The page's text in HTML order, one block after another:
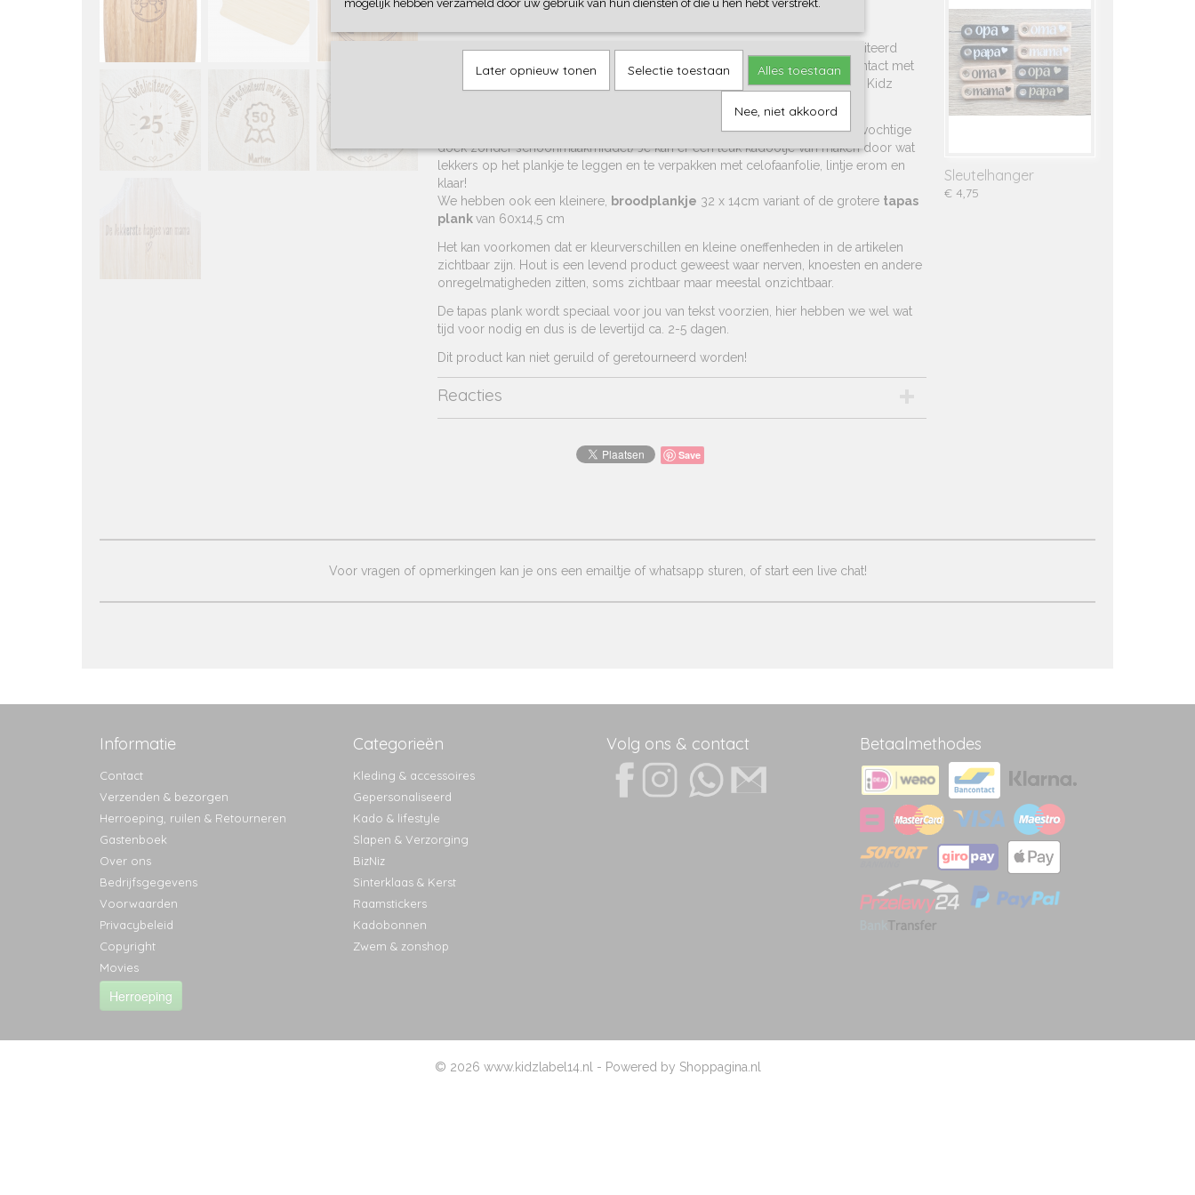
Of je kiest tegen een kleine meerpijs bijvoorbeeld een logo, of een gefeliciteerd
item. Wil je iets bijzonders, heb je zelf iets leuks verzonnen; neem dan contact met
ons op er is best veel mogelijk. Samen maken we er vast iets leuks van, bij Kidz
Bamboe hout, wat niet in de vaatwasmachine mag (even afvegen met een vochtige
doek zonder schoonmaakmiddel) Je kan er een leuk kadootje van maken door wat
lekkers op het plankje te leggen en te verpakken met celofaanfolie, lintje erom en
klaar!
We hebben ook een kleinere,
broodplankje 32 x 14cm variant of de grotere tapas
plankvan 60x14,5 cm
Het kan voorkomen dat er kleurverschillen en kleine oneffenheden in de artikelen
zichtbaar zijn. Hout is een levend product geweest waar nerven, knoesten en andere
onregelmatigheden zitten, soms zichtbaar maar meestal onzichtbaar.
De tapas plank wordt speciaal voor jou van tekst voorzien, hier hebben we wel wat
tijd voor nodig en dus is de levertijd ca. 2-5 dagen.
Dit product kan niet geruild of geretourneerd worden!
Reacties
Save
Sleutelhanger
€ 4,75
Voor vragen of opmerkingen kan je ons een emailtje of whatsapp sturen, of start een live chat!
Informatie
Contact
Verzenden & bezorgen
Herroeping, ruilen & Retourneren
Gastenboek
Over ons
Bedrijfsgegevens
Voorwaarden
Privacybeleid
Copyright
Movies
Herroeping
Categorieën
Kleding & accessoires
Gepersonaliseerd
Kado & lifestyle
Slapen & Verzorging
BizNiz
Sinterklaas & Kerst
Raamstickers
Kadobonnen
Zwem & zonshop
Volg ons & contact Betaalmethodes
© 2026 www.kidzlabel14.nl - Powered by Shoppagina.nl
mogelijk hebben verzameld door uw gebruik van hun diensten of die u hen hebt verstrekt.
Later opnieuw tonen Selectie toestaan Alles toestaan
Nee, niet akkoord